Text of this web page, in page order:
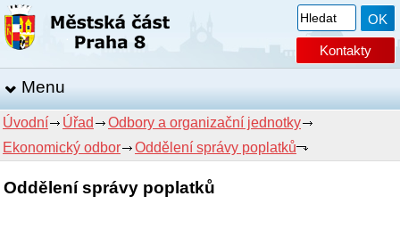
Kontakty
Menu
Úvodní Úřad
Odbory a organizační jednotky
Ekonomický odbor
Oddělení správy poplatků
Oddělení správy poplatků